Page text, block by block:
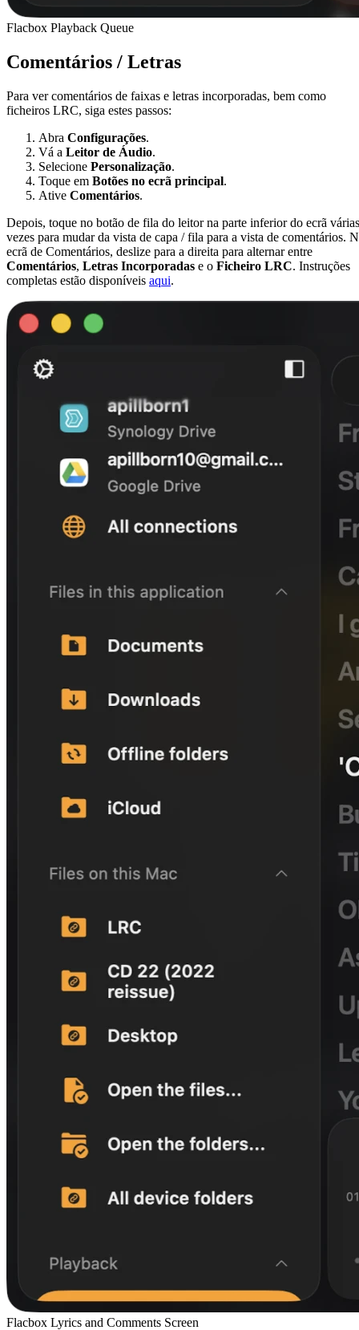
Flacbox Playback Queue
Comentários / Letras
Para ver comentários de faixas e letras incorporadas, bem como
ficheiros LRC, siga estes passos:
Abra Configurações.
Vá a Leitor de Áudio.
Selecione Personalização.
Toque em Botões no ecrã principal.
Ative Comentários.
Depois, toque no botão de fila do leitor na parte inferior do ecrã várias
vezes para mudar da vista de capa / fila para a vista de comentários.
ecrã de Comentários, deslize para a direita para alternar entre
Comentários, Letras Incorporadas e o Ficheiro LRC. Instruções
completas estão disponíveis aqui.
Flacbox Lyrics and Comments Screen